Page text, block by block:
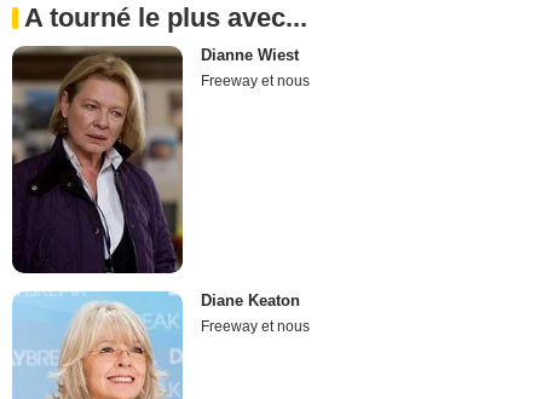
A tourné le plus avec...
Dianne Wiest
Freeway et nous
Diane Keaton
Freeway et nous